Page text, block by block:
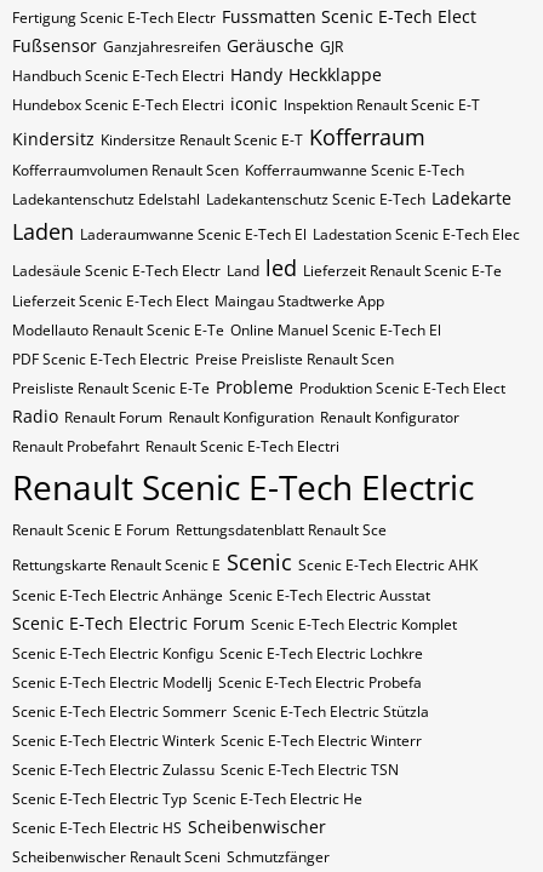
Fertigung Scenic E-Tech Electr Fussmatten Scenic E-Tech Elect
Fußsensor Ganzjahresreifen Geräusche GJR
Handbuch Scenic E-Tech Electri Handy Heckklappe
Hundebox Scenic E-Tech Electri iconic Inspektion Renault Scenic E-T
Kindersitz Kindersitze Renault Scenic E-T Kofferraum
Kofferraumvolumen Renault Scen Kofferraumwanne Scenic E-Tech
Ladekantenschutz Edelstahl Ladekantenschutz Scenic E-Tech Ladekarte
Laden Laderaumwanne Scenic E-Tech El Ladestation Scenic E-Tech Elec
Ladesäule Scenic E-Tech Electr Land led Lieferzeit Renault Scenic E-Te
Lieferzeit Scenic E-Tech Elect Maingau Stadtwerke App
Modellauto Renault Scenic E-Te Online Manuel Scenic E-Tech El
PDF Scenic E-Tech Electric Preise Preisliste Renault Scen
Preisliste Renault Scenic E-Te Probleme Produktion Scenic E-Tech Elect
Radio Renault Forum Renault Konfiguration Renault Konfigurator
Renault Probefahrt Renault Scenic E-Tech Electri
Renault Scenic E-Tech Electric
Renault Scenic E Forum Rettungsdatenblatt Renault Sce
Rettungskarte Renault Scenic E Scenic Scenic E-Tech Electric AHK
Scenic E-Tech Electric Anhänge Scenic E-Tech Electric Ausstat
Scenic E-Tech Electric Forum Scenic E-Tech Electric Komplet
Scenic E-Tech Electric Konfigu Scenic E-Tech Electric Lochkre
Scenic E-Tech Electric Modellj Scenic E-Tech Electric Probefa
Scenic E-Tech Electric Sommerr Scenic E-Tech Electric Stützla
Scenic E-Tech Electric Winterk Scenic E-Tech Electric Winterr
Scenic E-Tech Electric Zulassu Scenic E-Tech Electric​​​​ TSN
Scenic E-Tech Electric​​​​ Typ Scenic E-Tech Electric​​​​​ He
Scenic E-Tech Electric​​​​​ HS Scheibenwischer
Scheibenwischer Renault​ Sceni Schmutzfänger